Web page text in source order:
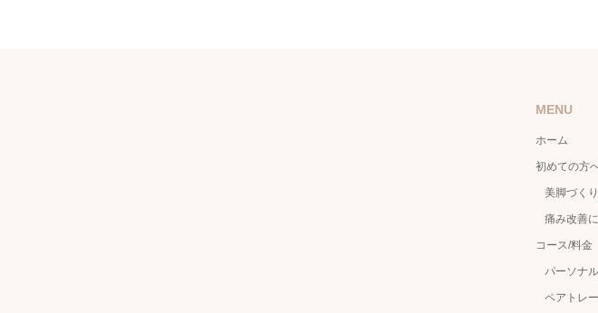
MENU
ホーム
初めての方
美脚づく
痛み改善
コース/料金
パーソナ
ペアトレ